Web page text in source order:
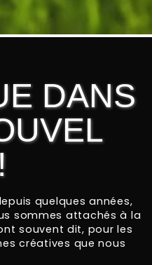
DANS
quelques années,
sommes attachés à la
souvent dit, pour les
créatives que nous